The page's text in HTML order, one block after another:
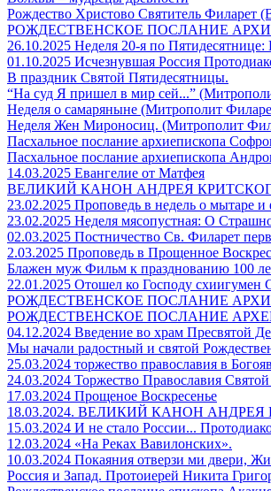
Рождество Христово Святитель Филарет
РОЖДЕСТВЕНСКОЕ ПОСЛАНИЕ
26.10.2025 Неделя 20-я по
01.10.2025 Исчезнувшая Россия
В праздник Святой Пятидесятницы.
“На суд Я пришел в мир сей...”
Неделя о самаряныне (Митрополит
Неделя Жен Мироносиц. (Митрополит
Пасхальное послание архиепископа
Пасхальное послание архиепископа
14.03.2025 Евангелие от Матфея
ВЕЛИКИЙ КАНОН АНДРЕЯ
23.02.2025 Проповедь в недель о мытаре
23.02.2025 Неделя мясопустная: О
02.03.2025 Постничество Св. Филарет
2.03.2025 Проповедь в Прощенное
Блажен муж Фильм к празднованию 100
22.01.2025 Отошел ко Господу схиигумен
РОЖДЕСТВЕНСКОЕ ПОСЛАНИЕ
РОЖДЕСТВЕНСКОЕ ПОСЛАНИЕ
04.12.2024 Введение во храм Пресвятой
Мы начали радостный и святой
25.03.2024 торжество православия в
24.03.2024 Торжество Православия
17.03.2024 Прощеное Воскресенье
18.03.2024. ВЕЛИКИЙ КАНОН
15.03.2024 И не стало России...
12.03.2024 «На Реках Вавилонских».
10.03.2024 Покаяния отверзи ми двери,
Россия и Запад. Протоиерей Никита